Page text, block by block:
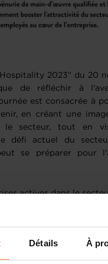
Détails À
2023" du 20
de réfléchir à
est consacrée à
en créant une
le secteur, tout en
défi actuel du
se préparer pour
actives dans le
de la journée :